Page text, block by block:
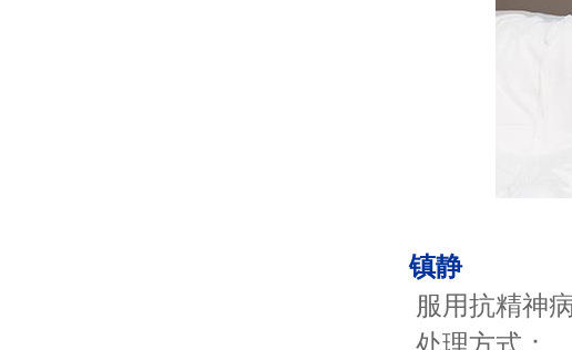
镇静
服用抗精神病
处理方式：